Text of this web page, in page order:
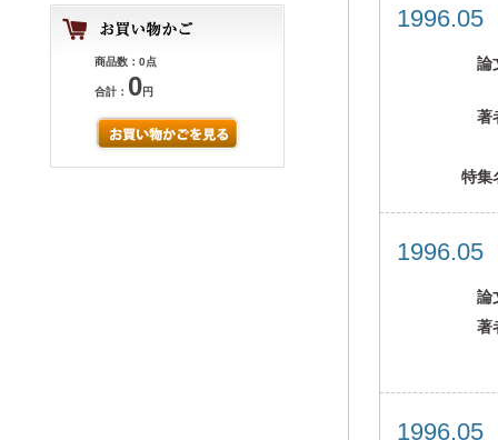
商品数：0点
合計： 0円
論
著
特集
論
著